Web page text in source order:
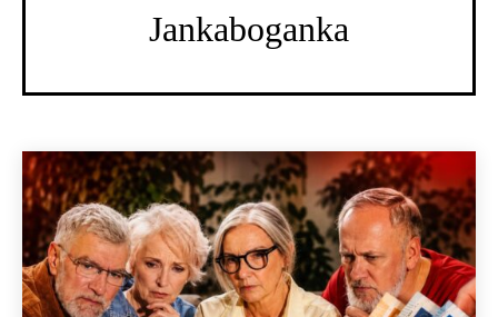
Jankaboganka